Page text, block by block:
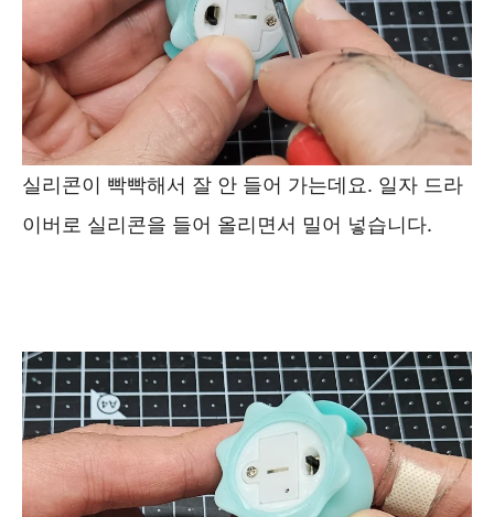
실리콘이 빡빡해서 잘 안 들어 가는데요. 일자 드라
이버로 실리콘을 들어 올리면서 밀어 넣습니다.